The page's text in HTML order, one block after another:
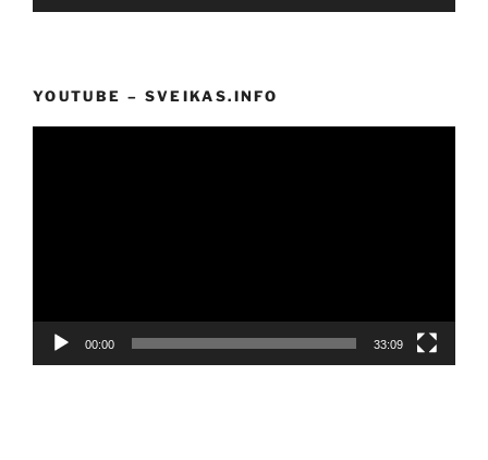
YOUTUBE – SVEIKAS.INFO
00:00 33:09